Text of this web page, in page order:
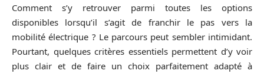
Comment s’y retrouver parmi toutes les options
disponibles lorsqu’il s’agit de franchir le pas vers la
mobilité électrique ? Le parcours peut sembler intimidant.
Pourtant, quelques critères essentiels permettent d’y voir
plus clair et de faire un choix parfaitement adapté à